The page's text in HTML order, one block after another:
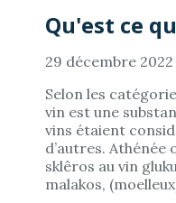
Qu'est ce
29 décembre
Selon les
vin est une
vins étaient
d’autres.
sklêros au vin
malakos,